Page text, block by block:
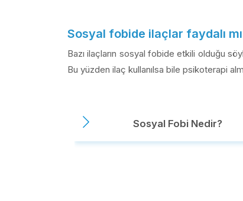
Sosyal fobide ilaçlar faydalı
Bazı ilaçların sosyal fobide etkili olduğu
Bu yüzden ilaç kullanılsa bile psikoterapi
Sosyal Fobi Nedir?